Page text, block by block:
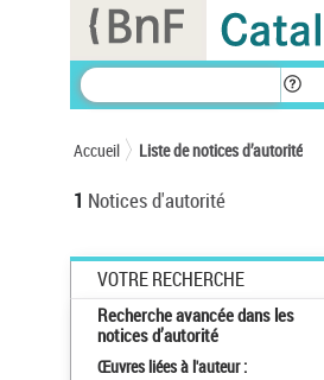
Accueil Liste de notices d’autorité
1 Notices d'autorité
VOTRE RECHERCHE
Recherche avancée dans les
notices d’autorité
Œuvres liées à l'auteur :
Panneau de gestion des cookies